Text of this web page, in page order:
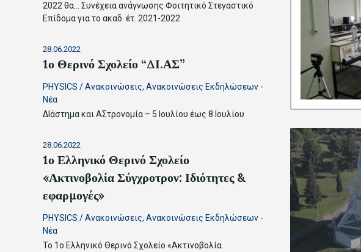
2022 θα…Συνέχεια ανάγνωσης Φοιτητικό Στεγαστικό
Επίδομα για το ακαδ. έτ. 2021-2022
28.06.2022
1ο Θερινό Σχολείο “ΔΙ.ΑΣ”
PHYSICS /Ανακοινώσεις,Ανακοινώσεις Εκδηλώσεων -
Νέα
ΔΙάστημα και ΑΣτρονομία – 5 Ιουλίου έως 8 Ιουλίου
28.06.2022
1ο Ελληνικό Θερινό Σχολείο
«Ακτινοβολία Σύγχροτρον: Ιδιότητες &
εφαρμογές»
PHYSICS /Ανακοινώσεις,Ανακοινώσεις Εκδηλώσεων -
Νέα
Το 1ο Ελληνικό Θερινό Σχολείο «Ακτινοβολία